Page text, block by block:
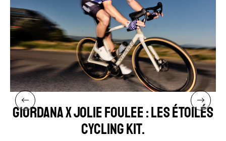
GIORDANA x JOLIE FOULEE : LES ÉTOILÉS
CYCLING KIT.